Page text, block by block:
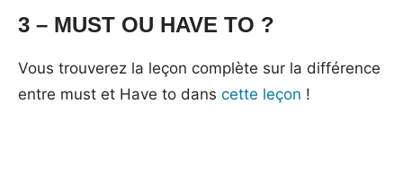
3 – MUST OU HAVE TO ?
Vous trouverez la leçon complète sur la différence
entre must et Have to dans cette leçon !